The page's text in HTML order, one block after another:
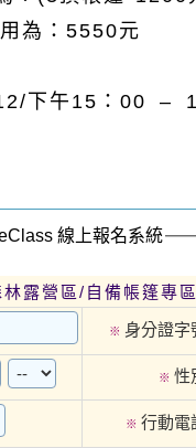
為：5550元
下午 15 ： 00 –
線上報名系統
露營區/自備帳篷專區
※ 身分證字
※ 性
※ 行動電